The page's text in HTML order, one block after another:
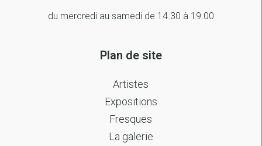
du mercredi au samedi de 14.30 à 19.00
Plan de site
Artistes
Expositions
Fresques
La galerie